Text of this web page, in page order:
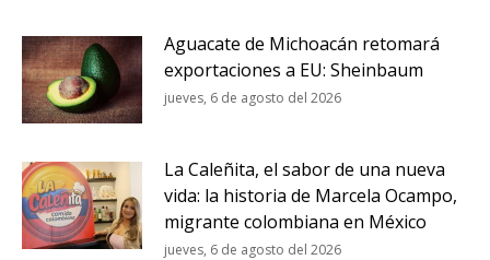
Aguacate de Michoacán retomará
exportaciones a EU: Sheinbaum
jueves, 6 de agosto del 2026
La Caleñita, el sabor de una nueva
vida: la historia de Marcela Ocampo,
migrante colombiana en México
jueves, 6 de agosto del 2026